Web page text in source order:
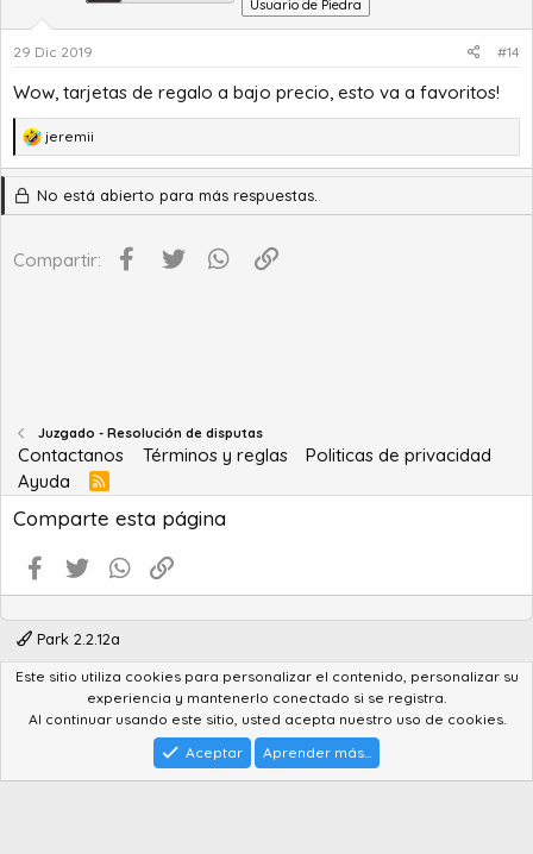
Usuario de Piedra
29 Dic 2019 #14
Wow, tarjetas de regalo a bajo precio, esto va a favoritos!
R
e
c
c
o
jeremii
No está abierto para más respuestas.
Compartir: Facebook
Twitter WhatsApp
Juzgado - Resolución de disputas
Contactanos Términos y reglas
Politicas de privacidad
Ayuda
R
S
S
Comparte esta página
Facebook
Twitter WhatsApp
Park 2.2.12a
Community platform by XenForo® © 2010-2022 XenForo Ltd.
Advanced Forum Stats by AddonFlare - Premium XF2 Addons
Feedback SystembyXenCentral.com
StylesFactory.pl
Este sitio utiliza cookies para personalizar el contenido, personalizar su
experiencia y mantenerlo conectado si se registra.
Al continuar usando este sitio, usted acepta nuestro uso de cookies.
Aceptar
Aprender más...